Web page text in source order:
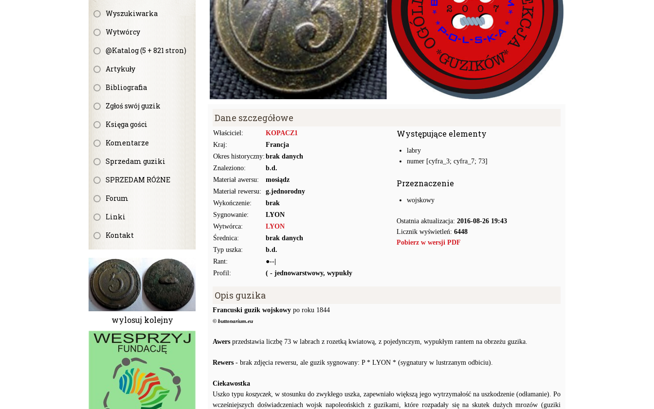
Wyszukiwarka
Wytwórcy
@Katalog (5 + 821 stron)
Artykuły
Bibliografia
Zgłoś swój guzik
Księga gości
Komentarze
Sprzedam guziki
SPRZEDAM RÓŻNE
Forum
Linki
Kontakt
wylosuj kolejny
Dane szczegółowe
Właściciel:
KOPACZ1
Kraj:
Francja
Okres historyczny: brak danych
Znaleziono:
b.d.
Materiał awersu:
mosiądz
Materiał rewersu:
g.jednorodny
Wykończenie:
brak
Sygnowanie:
LYON
Wytwórca:
LYON
Średnica:
brak danych
Typ uszka:
b.d.
Rant:
●--|
Profil:
( - jednowarstwowy, wypukły
Występujące elementy
labry
numer [cyfra_3; cyfra_7; 73]
Przeznaczenie
wojskowy
Ostatnia aktualizacja: 2016-08-26 19:43
Licznik wyświetleń: 6448
Pobierz w wersji PDF
Opis guzika
Francuski guzik wojskowy po roku 1844
© buttonarium.eu
Awers przedstawia liczbę 73 w labrach z rozetką kwiatową, z pojedynczym, wypukłym rantem na obrzeżu guzika.
Rewers - brak zdjęcia rewersu, ale guzik sygnowany: P * LYON * (sygnatury w lustrzanym odbiciu).
Ciekawostka
Uszko typu koszyczek, w stosunku do zwykłego uszka, zapewniało większą jego wytrzymałość na uszkodzenie (odłamanie). Po
wcześniejszych doświadczeniach wojsk napoleońskich z guzikami, które rozpadały się na skutek dużych mrozów (guziki